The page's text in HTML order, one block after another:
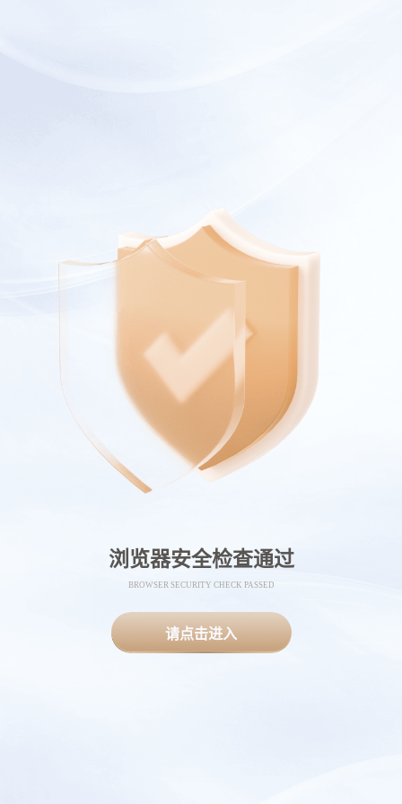
浏览器安全检查通过
BROWSER SECURITY CHECK PASSED
请点击进入